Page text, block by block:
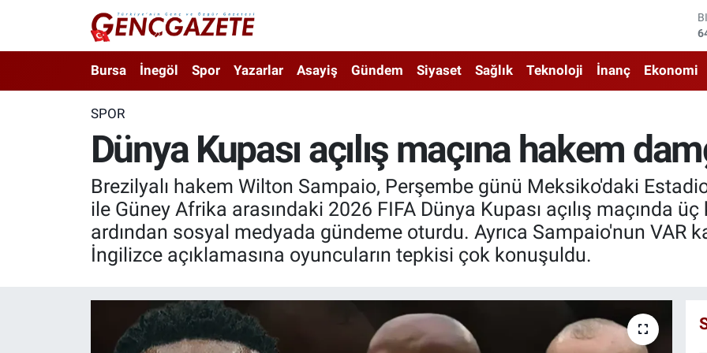
Bursa İnegöl Spor Yazarlar Asayiş Gündem Siyaset Sağlık Teknoloji İnanç Ekonomi
SPOR
Dünya Kupası açılış maçına hakem
Brezilyalı hakem Wilton Sampaio, Perşembe günü Meksiko'daki
ile Güney Afrika arasındaki 2026 FIFA Dünya Kupası açılış maçında
ardından sosyal medyada gündeme oturdu. Ayrıca Sampaio'nun VAR
İngilizce açıklamasına oyuncuların tepkisi çok konuşuldu.
3.SAYFA
Ekonomi
Nöbetçi Eczaneler
Trafik Durumu
Süper Lig Puan Durumu ve Fikstür
Tüm Manşetler
Son Dakika Haberleri
Haber Arşivi